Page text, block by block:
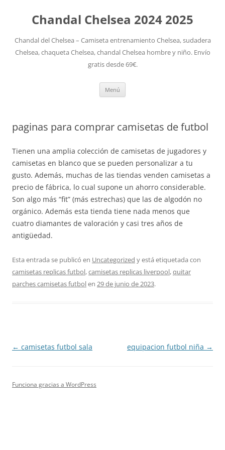
Chandal Chelsea 2024 2025
Chandal del Chelsea – Camiseta entrenamiento Chelsea, sudadera
Chelsea, chaqueta Chelsea, chandal Chelsea hombre y niño. Envío
gratis desde 69€.
Menú
paginas para comprar camisetas de futbol
Tienen una amplia colección de camisetas de jugadores y
camisetas en blanco que se pueden personalizar a tu
gusto. Además, muchas de las tiendas venden camisetas a
precio de fábrica, lo cual supone un ahorro considerable.
Son algo más “fit” (más estrechas) que las de algodón no
orgánico. Además esta tienda tiene nada menos que
cuatro diamantes de valoración y casi tres años de
antigüedad.
Esta entrada se publicó en Uncategorized y está etiquetada con
camisetas replicas futbol,camisetas replicas liverpool,quitar
parches camisetas futbolen 29 de junio de 2023.
Navegación
← camisetas futbol sala equipacion futbol niña →
Funciona gracias a WordPress